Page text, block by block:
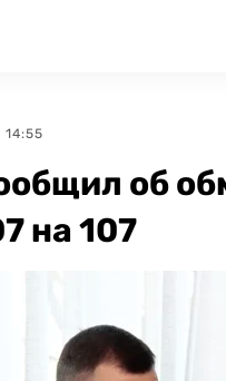
14:55
об
на 107